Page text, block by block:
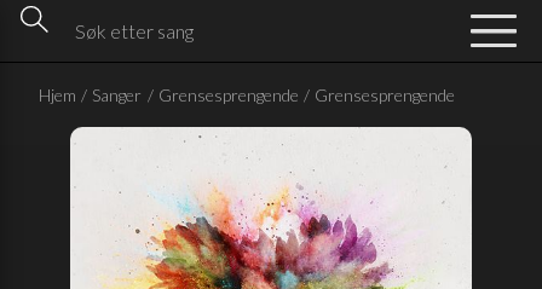
Hjem / Sanger / Grensesprengende / Grensesprengende